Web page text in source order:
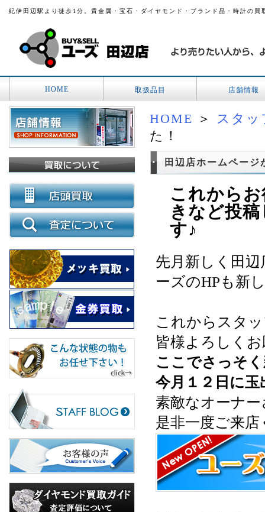
紀伊田辺駅より徒歩1分。貴金属・宝石・ダイヤモンド・ブランド品・時計の
HOME 取扱品目 店舗情報
HOME ＞
スタ
た！
田辺店ホームペー
これから
きなど投
す♪
先月新しく田
ーズのHPも新
これからスタ
皆様よろしく
ここでさっそ
今月１２日に
素敵なオーナ
是非一度ご来